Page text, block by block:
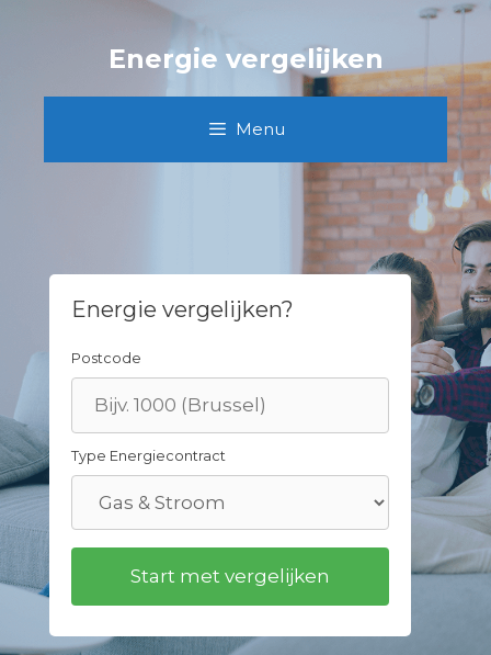
Energie vergelijken
Menu
Energie vergelijken?
Postcode
Type Energiecontract